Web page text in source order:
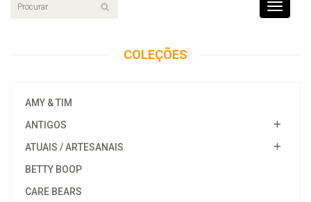
Toggle
COLEÇÕES
AMY & TIM
ANTIGOS
ATUAIS / ARTESANAIS
BETTY BOOP
CARE BEARS